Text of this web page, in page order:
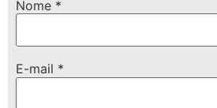
Nome *
E-mail *